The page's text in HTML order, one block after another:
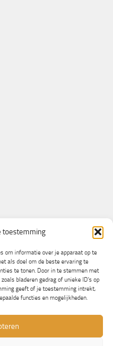
toestemming
om informatie over je apparaat op te
als doel om de beste ervaring te
te tonen. Door in te stemmen met
bladeren gedrag of unieke ID's op
geeft of je toestemming intrekt,
functies en mogelijkheden.